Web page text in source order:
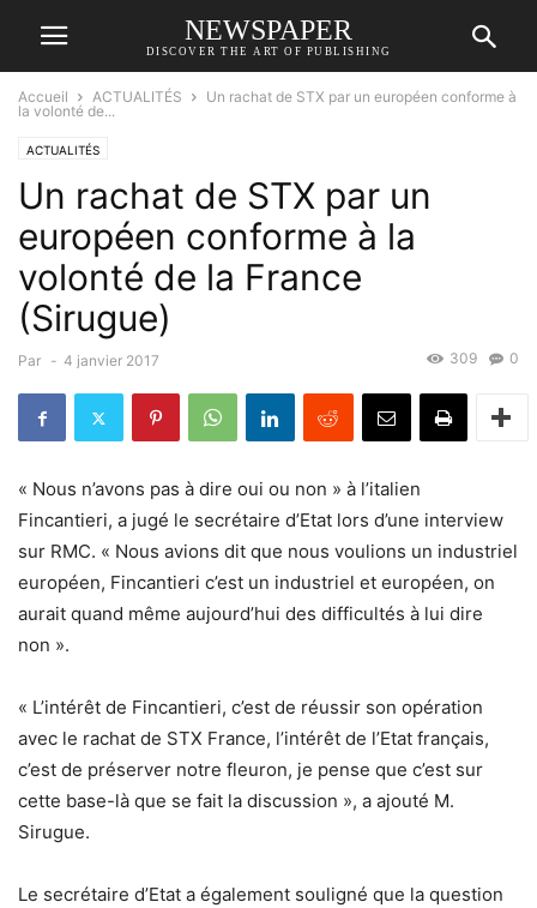
NEWSPAPER
DISCOVER THE ART OF PUBLISHING
Accueil ACTUALITÉS
Un rachat de STX par un européen conforme à
la volonté de...
ACTUALITÉS
Un rachat de STX par un
européen conforme à la
volonté de la France
(Sirugue)
Par - 4 janvier 2017 0
309
« Nous n’avons pas à dire oui ou non » à l’italien
Fincantieri, a jugé le secrétaire d’Etat lors d’une interview
sur RMC. « Nous avions dit que nous voulions un industriel
européen, Fincantieri c’est un industriel et européen, on
aurait quand même aujourd’hui des difficultés à lui dire
non ».
« L’intérêt de Fincantieri, c’est de réussir son opération
avec le rachat de STX France, l’intérêt de l’Etat français,
c’est de préserver notre fleuron, je pense que c’est sur
cette base-là que se fait la discussion », a ajouté M.
Sirugue.
Le secrétaire d’Etat a également souligné que la question